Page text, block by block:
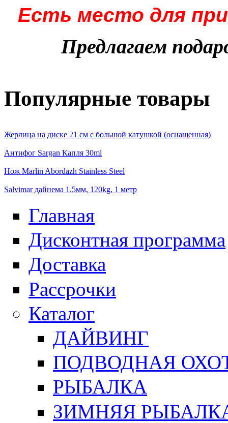
Есть место для
Предлагаем
Популярные товары
Жерлица на диске 21 см с большой катушкой (оснащенная)
Антифог Sargan Капля 30ml
Нож Marlin Abordazh Stainless Steel
Salvimar дайнема 1.5мм, 120kg, 1 метр
Главная
Дисконтная программа
Доставка
Рассрочки
Каталог
ДАЙВИНГ
ПОДВОДНАЯ
РЫБАЛКА
ЗИМНЯЯ